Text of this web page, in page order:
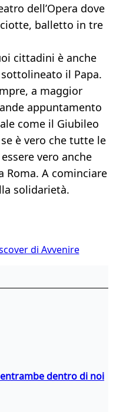
dell’Opera dove
balletto in tre
cittadini è anche
il Papa.
a maggior
appuntamento
come il Giubileo
è vero che tutte le
vero anche
Roma. A cominciare
solidarietà.
di Avvenire
dentro di noi